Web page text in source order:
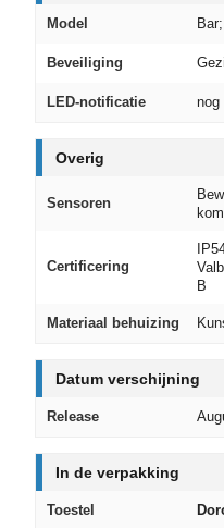
Model
Beveiliging
LED‑notificatie nog
Overig
Sensoren
Certificering
B
Materiaal behuizing
Datum verschijning
Release
In de verpakking
Toestel